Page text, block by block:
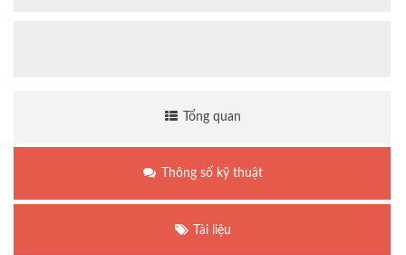
Tổng quan
Thông số kỹ thuật
Tài liệu